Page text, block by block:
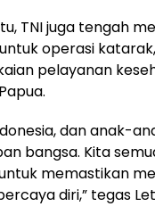
TNI juga tengah
operasi
pelayanan
dan anak-
bangsa. Kita
memastikan
diri,” tegas